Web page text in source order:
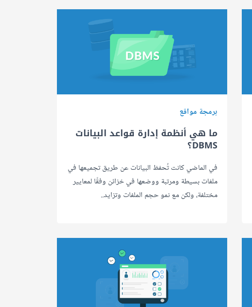
برمجة مواقع
ما هي أنظمة إدارة قواعد البيانات
DBMS؟
في الماضي كانت تُحفظ البيانات عن طريق تجميعها في
ملفات بسيطة ومرتبة ووضعها في خزائن وفقًا لمعايير
مختلفة، ولكن مع نمو حجم الملفات وتزايد..